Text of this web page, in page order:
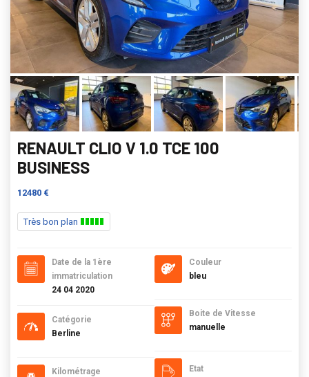
RENAULT CLIO V 1.0 TCE 100
BUSINESS
12480 €
Très bon plan
Date de la 1ère
immatriculation
24 04 2020
Catégorie
Berline
Kilométrage
Couleur
bleu
Boite de Vitesse
manuelle
Etat